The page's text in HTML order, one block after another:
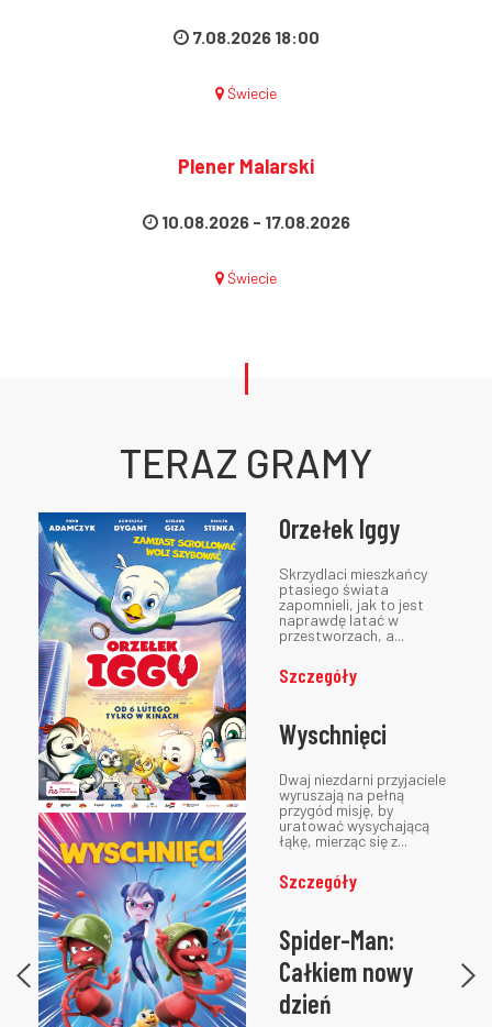
7.08.2026 18:00
Świecie
Plener Malarski
10.08.2026 - 17.08.2026
Świecie
TERAZ GRAMY
Orzełek Iggy
Skrzydlaci mieszkańcy
ptasiego świata
zapomnieli, jak to jest
naprawdę latać w
przestworzach, a...
Szczegóły
Wyschnięci
Dwaj niezdarni przyjaciele
wyruszają na pełną
przygód misję, by
uratować wysychającą
łąkę, mierząc się z...
Szczegóły
Spider-Man:
Całkiem nowy
dzień
Previous
article